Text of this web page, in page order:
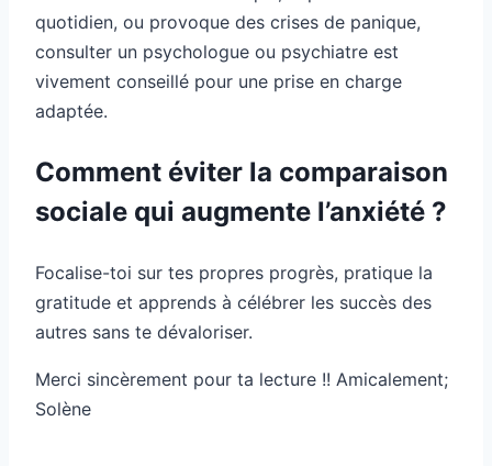
quotidien, ou provoque des crises de panique,
consulter un psychologue ou psychiatre est
vivement conseillé pour une prise en charge
adaptée.
Comment éviter la comparaison
sociale qui augmente l’anxiété ?
Focalise-toi sur tes propres progrès, pratique la
gratitude et apprends à célébrer les succès des
autres sans te dévaloriser.
Merci sincèrement pour ta lecture !! Amicalement;
Solène